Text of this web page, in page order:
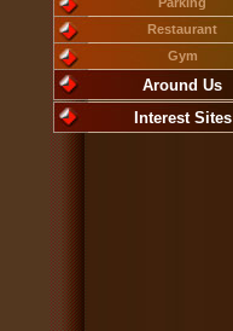
Restaurant
Gym
Around Us
Interest Sites